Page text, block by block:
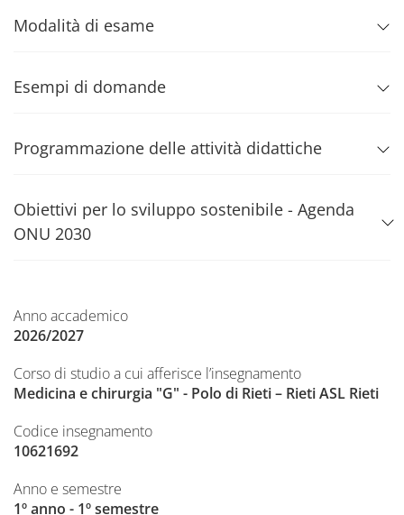
Modalità di esame
Esempi di domande
Programmazione delle attività didattiche
Obiettivi per lo sviluppo sostenibile - Agenda
ONU 2030
Anno accademico
2026/2027
Corso di studio a cui afferisce l’insegnamento
Medicina e chirurgia "G" - Polo di Rieti – Rieti ASL Rieti
Codice insegnamento
10621692
Anno e semestre
1º anno - 1º semestre